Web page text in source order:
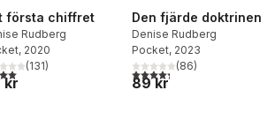
första chiffret
Rudberg
, 2020
5 stjärnor. Totalt antal röster:
(131)
kr
Den fjärde doktrinen
Denise Rudberg
Pocket, 2023
4,3utav 5 stjärnor. Totalt
(86)
89 kr